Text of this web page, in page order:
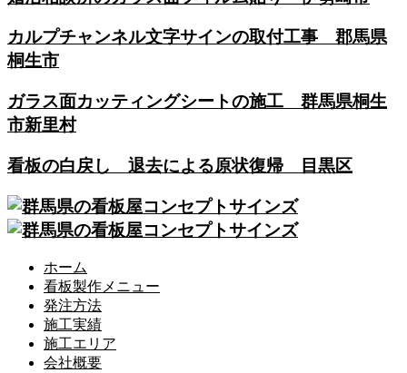
カルプチャンネル文字サインの取付工事 郡馬県
桐生市
ガラス面カッティングシートの施工 群馬県桐生
市新里村
看板の白戻し 退去による原状復帰 目黒区
ホーム
看板製作メニュー
発注方法
施工実績
施工エリア
会社概要